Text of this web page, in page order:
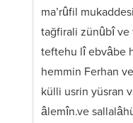
ma’rûfil
tağfirali zünûbî ve
teftehu lî ebvâbe
hemmin Ferhan
külli usrin yüsran
âlemîn.ve